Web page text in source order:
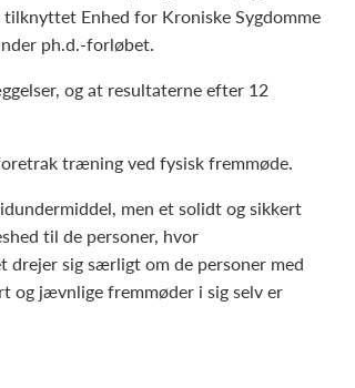
Enhed for Kroniske Sygdomme
ph.d.-forløbet.
og at resultaterne efter 12
træning ved fysisk fremmøde.
men et solidt og sikkert
til de personer, hvor
sig særligt om de personer med
og jævnlige fremmøder i sig selv er